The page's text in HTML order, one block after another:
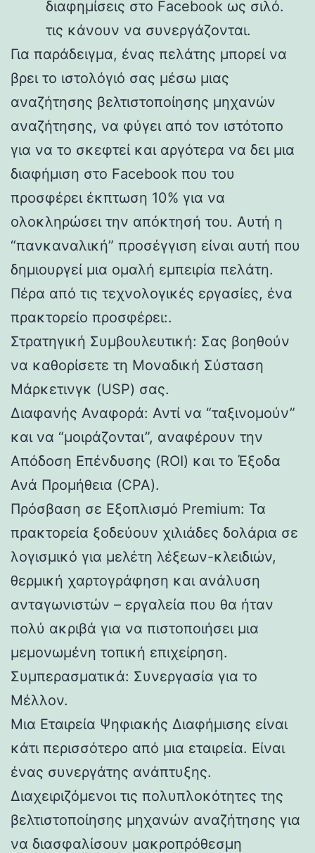
διαφημίσεις στο Facebook ως σιλό.
τις κάνουν να συνεργάζονται.
Για παράδειγμα, ένας πελάτης μπορεί να
βρει το ιστολόγιό σας μέσω μιας
αναζήτησης βελτιστοποίησης μηχανών
αναζήτησης, να φύγει από τον ιστότοπο
για να το σκεφτεί και αργότερα να δει μια
διαφήμιση στο Facebook που του
προσφέρει έκπτωση 10% για να
ολοκληρώσει την απόκτησή του. Αυτή η
“πανκαναλική” προσέγγιση είναι αυτή που
δημιουργεί μια ομαλή εμπειρία πελάτη.
Πέρα από τις τεχνολογικές εργασίες, ένα
πρακτορείο προσφέρει:.
Στρατηγική Συμβουλευτική: Σας βοηθούν
να καθορίσετε τη Μοναδική Σύσταση
Μάρκετινγκ (USP) σας.
Διαφανής Αναφορά: Αντί να “ταξινομούν”
και να “μοιράζονται”, αναφέρουν την
Απόδοση Επένδυσης (ROI) και το Έξοδα
Ανά Προμήθεια (CPA).
Πρόσβαση σε Εξοπλισμό Premium: Τα
πρακτορεία ξοδεύουν χιλιάδες δολάρια σε
λογισμικό για μελέτη λέξεων-κλειδιών,
θερμική χαρτογράφηση και ανάλυση
ανταγωνιστών – εργαλεία που θα ήταν
πολύ ακριβά για να πιστοποιήσει μια
μεμονωμένη τοπική επιχείρηση.
Συμπερασματικά: Συνεργασία για το
Μέλλον.
Μια Εταιρεία Ψηφιακής Διαφήμισης είναι
κάτι περισσότερο από μια εταιρεία. Είναι
ένας συνεργάτης ανάπτυξης.
Διαχειριζόμενοι τις πολυπλοκότητες της
βελτιστοποίησης μηχανών αναζήτησης για
να διασφαλίσουν μακροπρόθεσμη